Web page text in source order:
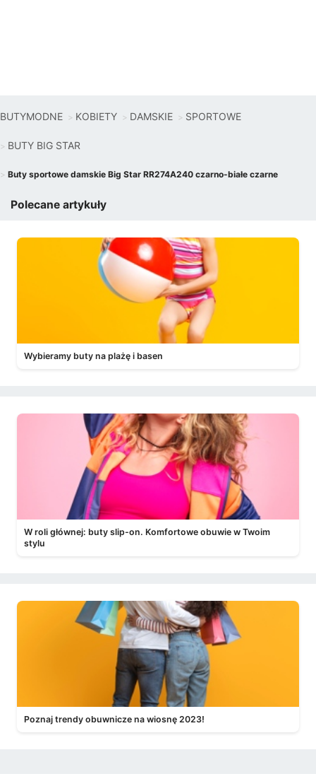
BUTYMODNE KOBIETY DAMSKIE SPORTOWE
BUTY BIG STAR
Buty sportowe damskie Big Star RR274A240 czarno-białe czarne
Polecane artykuły
Wybieramy buty na plażę i basen
W roli głównej: buty slip-on. Komfortowe obuwie w Twoim
stylu
Poznaj trendy obuwnicze na wiosnę 2023!